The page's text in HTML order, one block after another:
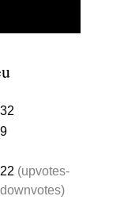
32
9
22 (upvotes-
downvotes)